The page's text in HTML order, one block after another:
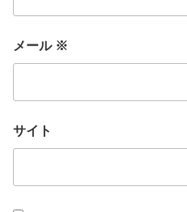
メール ※
サイト